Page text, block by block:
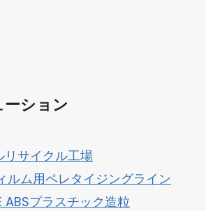
ション
リサイクル工場
ルム用ペレタイジングライン
ABSプラスチック造粒